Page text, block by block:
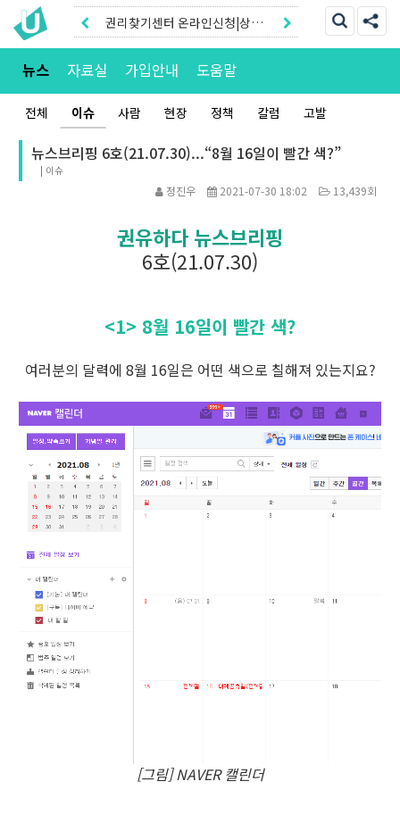
권리찾기유니온 조합원|후원안
내
권리찾기센터 온라인신청|상담
뉴스 자료실 가입안내 도움말
전체 이슈 사람 현장 정책 칼럼 고발
뉴스브리핑 6호(21.07.30)...“8월 16일이 빨간 색?”
| 이슈
정진우 2021-07-30 18:02 13,439회
권유하다 뉴스브리핑
6호(21.07.30)
<1> 8월 16일이 빨간 색?
여러분의 달력에 8월 16일은 어떤 색으로 칠해져 있는지요?
[그림] NAVER 캘린더